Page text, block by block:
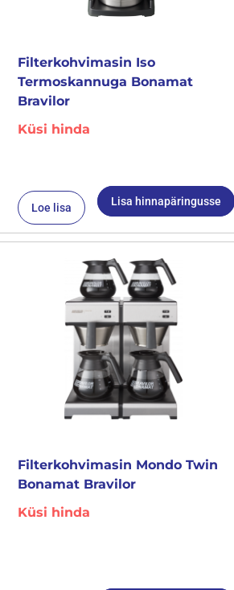
Filterkohvimasin Iso
Termoskannuga Bonamat
Bravilor
Küsi hinda
Loe lisa Lisa hinnapäringusse
Filterkohvimasin Mondo Twin
Bonamat Bravilor
Küsi hinda